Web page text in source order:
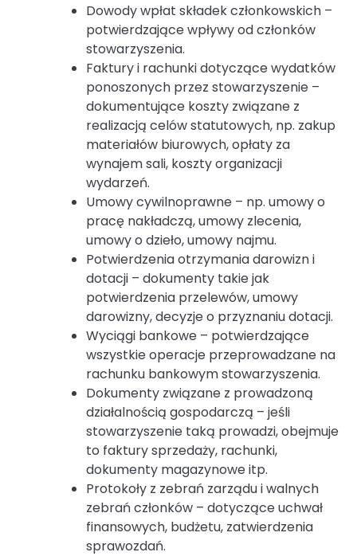
Dowody wpłat składek członkowskich –
potwierdzające wpływy od członków
stowarzyszenia.
Faktury i rachunki dotyczące wydatków
ponoszonych przez stowarzyszenie –
dokumentujące koszty związane z
realizacją celów statutowych, np. zakup
materiałów biurowych, opłaty za
wynajem sali, koszty organizacji
wydarzeń.
Umowy cywilnoprawne – np. umowy o
pracę nakładczą, umowy zlecenia,
umowy o dzieło, umowy najmu.
Potwierdzenia otrzymania darowizn i
dotacji – dokumenty takie jak
potwierdzenia przelewów, umowy
darowizny, decyzje o przyznaniu dotacji.
Wyciągi bankowe – potwierdzające
wszystkie operacje przeprowadzane na
rachunku bankowym stowarzyszenia.
Dokumenty związane z prowadzoną
działalnością gospodarczą – jeśli
stowarzyszenie taką prowadzi, obejmuje
to faktury sprzedaży, rachunki,
dokumenty magazynowe itp.
Protokoły z zebrań zarządu i walnych
zebrań członków – dotyczące uchwał
finansowych, budżetu, zatwierdzenia
sprawozdań.